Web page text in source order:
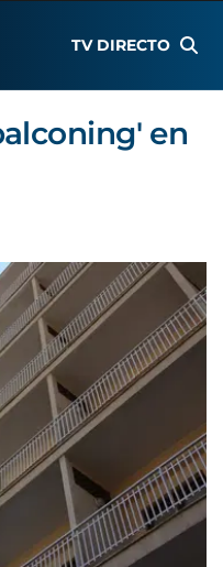
TV DIRECTO
en